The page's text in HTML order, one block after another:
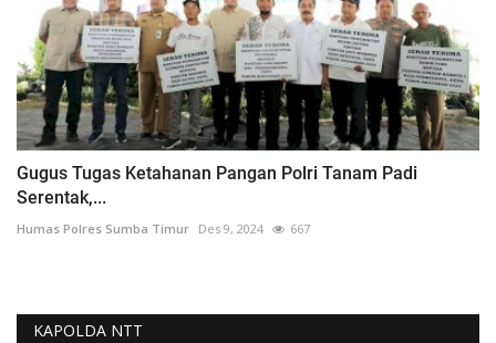
Gugus Tugas Ketahanan Pangan Polri Tanam Padi
Serentak,...
Humas Polres Sumba Timur Des 9, 2024 667
KAPOLDA NTT